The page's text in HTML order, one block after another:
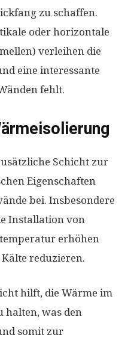
zu schaffen.
oder horizontale
verleihen die
eine interessante
fehlt.
Schicht zur
Eigenschaften
bei. Insbesondere
Installation von
erhöhen
reduzieren.
hilft, die Wärme im
halten, was den
somit zur